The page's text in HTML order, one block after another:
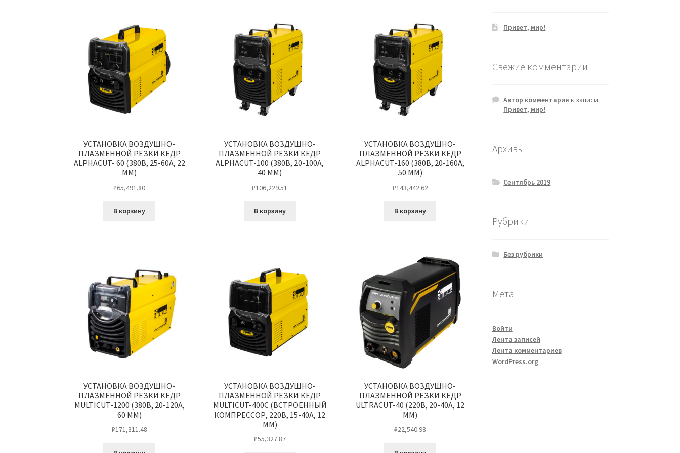
УСТАНОВКА ВОЗДУШНО-
ПЛАЗМЕННОЙ РЕЗКИ КЕДР
ALPHACUT- 60 (380В, 25-60А, 22
ММ)
₽65,491.80
В корзину
УСТАНОВКА ВОЗДУШНО-
ПЛАЗМЕННОЙ РЕЗКИ КЕДР
ALPHACUT-100 (380В, 20-100А,
40 ММ)
₽106,229.51
В корзину
УСТАНОВКА ВОЗДУШНО-
ПЛАЗМЕННОЙ РЕЗКИ КЕДР
ALPHACUT-160 (380В, 20-160А,
50 ММ)
₽143,442.62
В корзину
УСТАНОВКА ВОЗДУШНО-
ПЛАЗМЕННОЙ РЕЗКИ КЕДР
MULTICUT-1200 (380В, 20-120А,
60 ММ)
₽171,311.48
УСТАНОВКА ВОЗДУШНО-
ПЛАЗМЕННОЙ РЕЗКИ КЕДР
MULTICUT-400C (ВСТРОЕННЫЙ
КОМПРЕССОР, 220В, 15-40А, 12
ММ)
₽55,327.87
УСТАНОВКА ВОЗДУШНО-
ПЛАЗМЕННОЙ РЕЗКИ КЕДР
ULTRACUT-40 (220В, 20-40А, 12
ММ)
₽22,540.98
Привет, мир!
Свежие комментарии
Автор комментария к записи
Привет, мир!
Архивы
Сентябрь 2019
Рубрики
Без рубрики
Мета
Войти
Лента записей
Лента комментариев
WordPress.org